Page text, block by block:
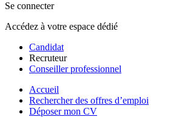
Se connecter
Accédez à votre espace dédié
Candidat
Recruteur
Conseiller professionnel
Accueil
Rechercher des offres d’emploi
Déposer mon CV